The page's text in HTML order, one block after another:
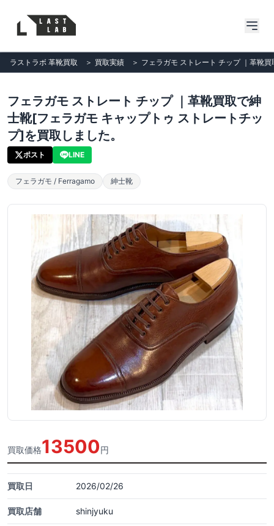
ラストラボ 革靴買取 ＞ 買取実績 ＞ フェラガモ ストレート チップ ｜革靴
フェラガモ ストレート チップ ｜革靴買取で紳
士靴[フェラガモ キャップトゥ ストレートチッ
プ]を買取しました。
ポスト LINE
フェラガモ / Ferragamo 紳士靴
買取価格13500円
買取日 2026/02/26
買取店舗 shinjyuku